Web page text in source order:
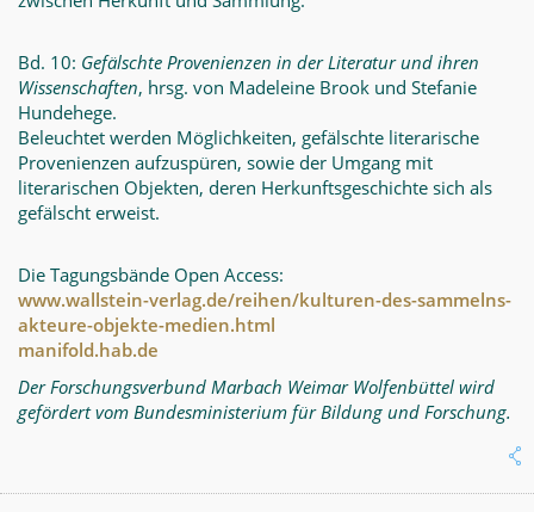
Bd. 10: Gefälschte Provenienzen in der Literatur und ihren
Wissenschaften, hrsg. von Madeleine Brook und Stefanie
Hundehege.
Beleuchtet werden Möglichkeiten, gefälschte literarische
Provenienzen aufzuspüren, sowie der Umgang mit
literarischen Objekten, deren Herkunftsgeschichte sich als
gefälscht erweist.
Die Tagungsbände Open Access:
www.wallstein-verlag.de/reihen/kulturen-des-sammelns-
akteure-objekte-medien.html
manifold.hab.de
Der Forschungsverbund Marbach Weimar Wolfenbüttel wird
gefördert vom Bundesministerium für Bildung und Forschung.